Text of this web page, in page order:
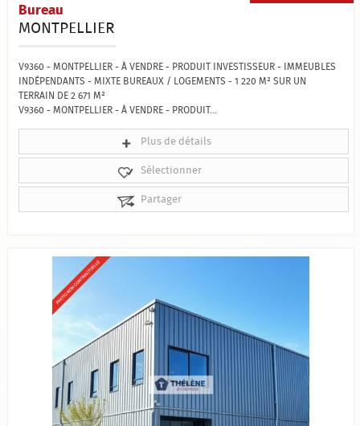
Bureau
MONTPELLIER
V9360 - MONTPELLIER - À VENDRE - PRODUIT INVESTISSEUR - IMMEUBLES
INDÉPENDANTS - MIXTE BUREAUX / LOGEMENTS - 1 220 M² SUR UN
TERRAIN DE 2 671 M²
V9360 - MONTPELLIER - À VENDRE - PRODUIT...
Plus de détails
Sélectionner
Partager